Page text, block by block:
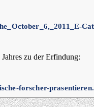
zu der Erfindung:
forscher-